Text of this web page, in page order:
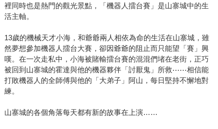
裡同時也是熱門的觀光景點，「機器人擂台賽」是山寨城中的生
活主軸。
13歲的機械天才小海，和爺爺兩人相依為命的生活在山寨城，雖
然夢想參加機器人擂台大賽，卻因爺爺的阻止而只能望「賽」興
嘆。在一次走私中，小海被賭輸擂台賽的混混們堵在老街，正巧
被回到山寨城的霍達與他的機器夥伴「討厭鬼」所救⋯⋯相信能
打敗機器人的全師傅與他的「大弟子」阿山，每日堅持不懈地對
練。
山寨城的各個角落每天都有新的故事在上演……